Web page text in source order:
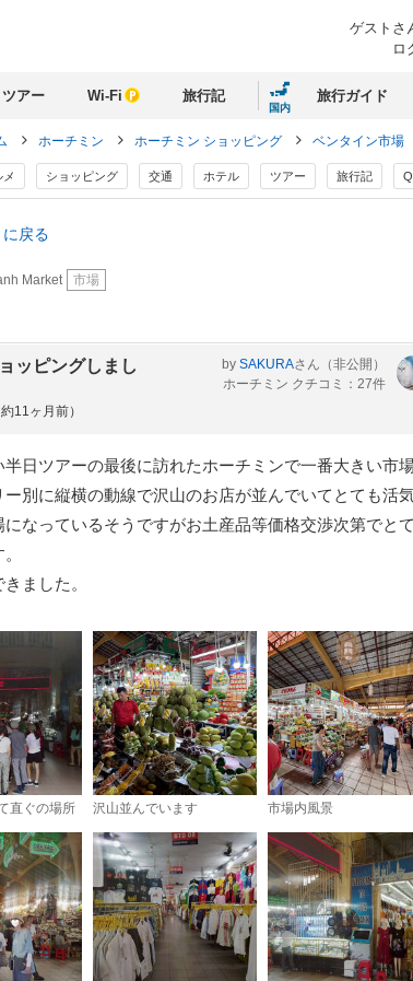
ゲストさ
ロ
ツアー Wi-Fi 旅行記
国内
旅行ガイド
ホーチミン ホーチミン ショッピング ベンタイン市場
メ ショッピング 交通 ホテル ツアー 旅行記
戻る
Market 市場
ッピングしまし
11ヶ月前）
by SAKURAさん （非公開）
ホーチミン クチコミ：27件
日ツアーの最後に訪れたホーチミンで一番大きい市
別に縦横の動線で沢山のお店が並んでいてとても活
なっているそうですがお土産品等価格交渉次第でと
ました。
直ぐの場所 沢山並んでいます 市場内風景